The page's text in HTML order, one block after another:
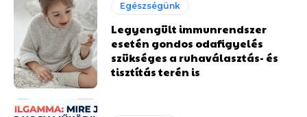
Egészségünk
Legyengült immunrendszer
esetén gondos odafigyelés
szükséges a ruhaválasztás- és
tisztítás terén is